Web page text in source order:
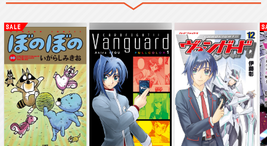
おしりたんてい(第5期)
おしりたんてい(第6期)